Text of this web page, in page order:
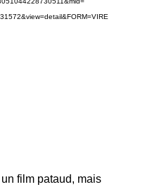
VIRE
film pataud, mais